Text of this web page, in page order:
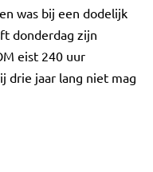
was bij een dodelijk
donderdag zijn
eist 240 uur
drie jaar lang niet mag